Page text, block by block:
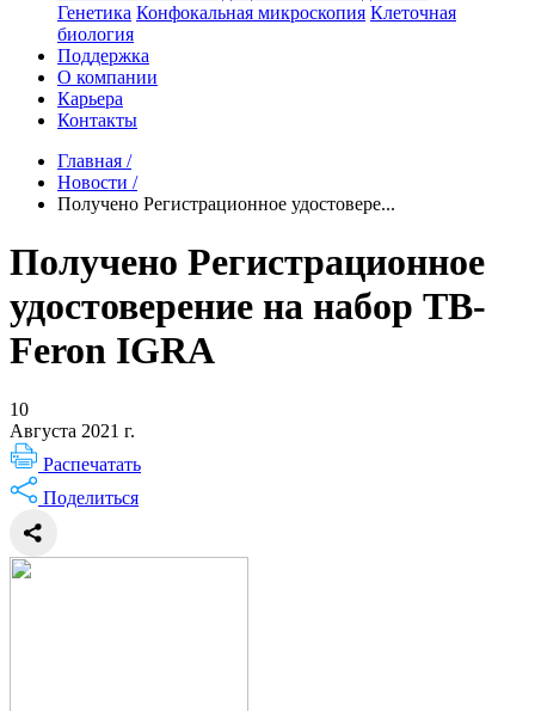
Генетика Конфокальная микроскопия Клеточная
биология
Поддержка
О компании
Карьера
Контакты
Главная /
Новости /
Получено Регистрационное удостовере...
Получено Регистрационное
удостоверение на набор TB-
Feron IGRA
10
Августа 2021 г.
Распечатать
Поделиться